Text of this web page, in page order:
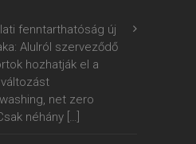
fenntarthatóság új
Alulról szerveződő
hozhatják el a
net zero
néhány […]